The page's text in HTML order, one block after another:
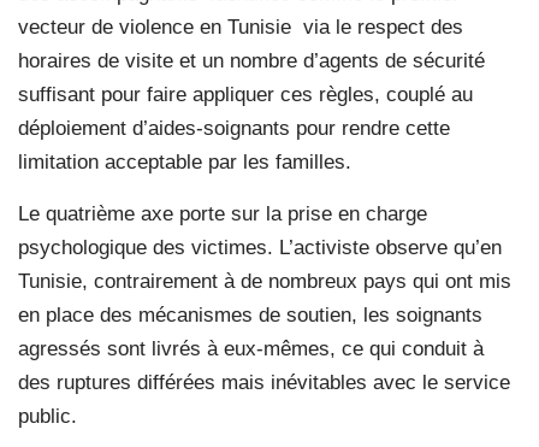
vecteur de violence en Tunisie via le respect des
horaires de visite et un nombre d’agents de sécurité
suffisant pour faire appliquer ces règles, couplé au
déploiement d’aides-soignants pour rendre cette
limitation acceptable par les familles.
Le quatrième axe porte sur la prise en charge
psychologique des victimes. L’activiste observe qu’en
Tunisie, contrairement à de nombreux pays qui ont mis
en place des mécanismes de soutien, les soignants
agressés sont livrés à eux-mêmes, ce qui conduit à
des ruptures différées mais inévitables avec le service
public.